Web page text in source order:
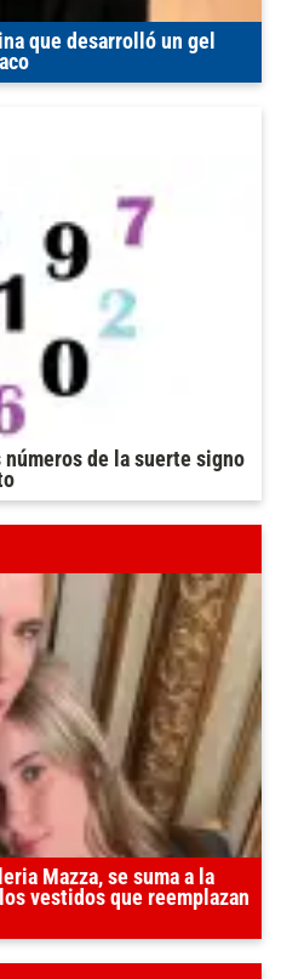
que desarrolló un gel
de la suerte signo
Mazza, se suma a la
vestidos que reemplazan